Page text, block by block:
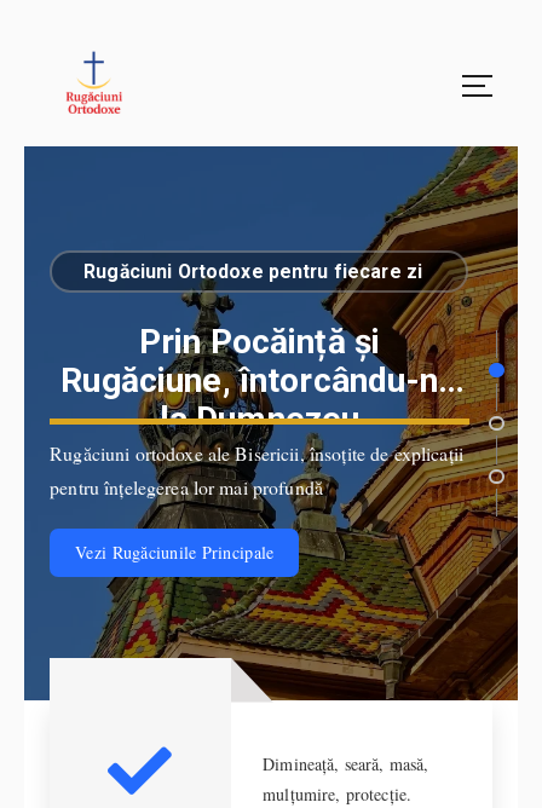
Credința noastră trăită cu sens
Rugăciuni Ortodoxe pentru fiecare zi
Prin Pocăință și
Rugăciune, întorcându-ne
la Dumnezeu
Rugăciuni ortodoxe ale Bisericii, însoțite de explicații
pentru înțelegerea lor mai profundă
Vezi Rugăciunile Principale
Dimineață, seară, masă,
mulțumire, protecție.